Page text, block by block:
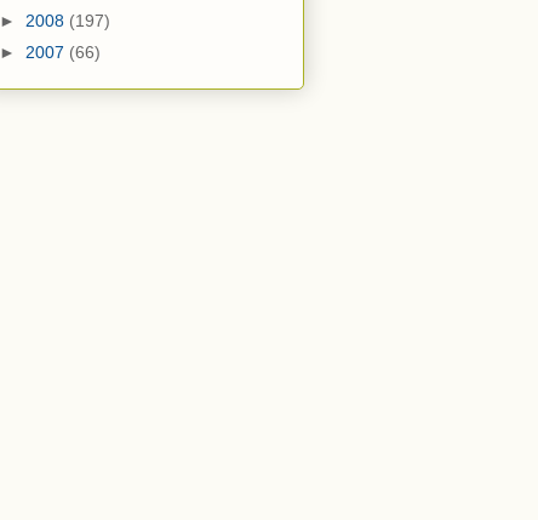
► 2008 (197)
► 2007 (66)